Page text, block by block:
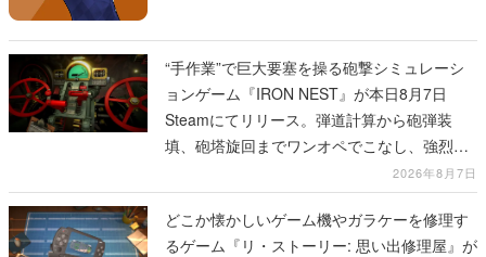
“手作業”で巨大要塞を操る砲撃シミュレーシ
ョンゲーム『IRON NEST』が本日8月7日
Steamにてリリース。弾道計算から砲弾装
填、砲塔旋回までワンオペでこなし、強烈な
一撃をブチかませるロマンある作品2026年8月7日
どこか懐かしいゲーム機やガラケーを修理す
るゲーム『リ・ストーリー: 思い出修理屋』が